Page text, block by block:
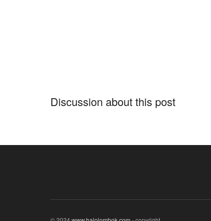
Discussion about this post